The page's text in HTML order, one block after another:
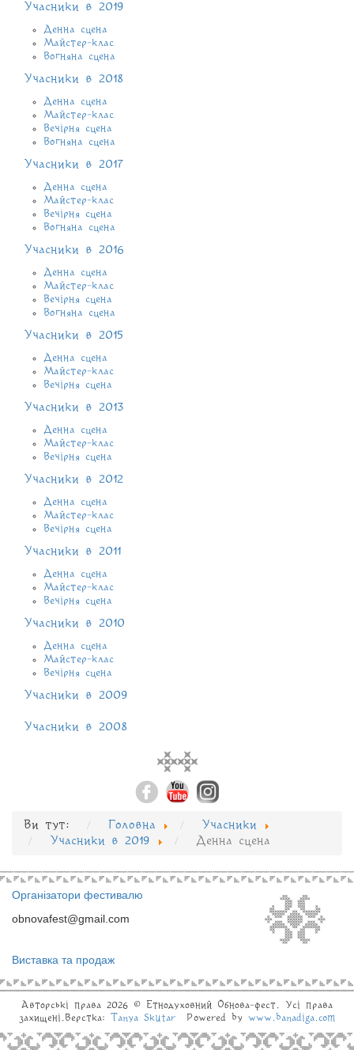
Учасники в 2019
Денна сцена
Майстер-клас
Вогняна сцена
Учасники в 2018
Денна сцена
Майстер-клас
Вечірня сцена
Вогняна сцена
Учасники в 2017
Денна сцена
Майстер-клас
Вечірня сцена
Вогняна сцена
Учасники в 2016
Денна сцена
Майстер-клас
Вечірня сцена
Вогняна сцена
Учасники в 2015
Денна сцена
Майстер-клас
Вечірня сцена
Учасники в 2013
Денна сцена
Майстер-клас
Вечірня сцена
Учасники в 2012
Денна сцена
Майстер-клас
Вечірня сцена
Учасники в 2011
Денна сцена
Майстер-клас
Вечірня сцена
Учасники в 2010
Денна сцена
Майстер-клас
Вечірня сцена
Учасники в 2009
Учасники в 2008
Ви тут: Головна
Учасники
Учасники в 2019
Денна сцена
Організатори фестивалю
obnovafest@gmail.com
Виставка та продаж
Авторські права 2026 © Eтнодуховний Обнова-фест. Усі права
захищені.Верстка:
Tanya SkutarPowered by www.banadiga.com